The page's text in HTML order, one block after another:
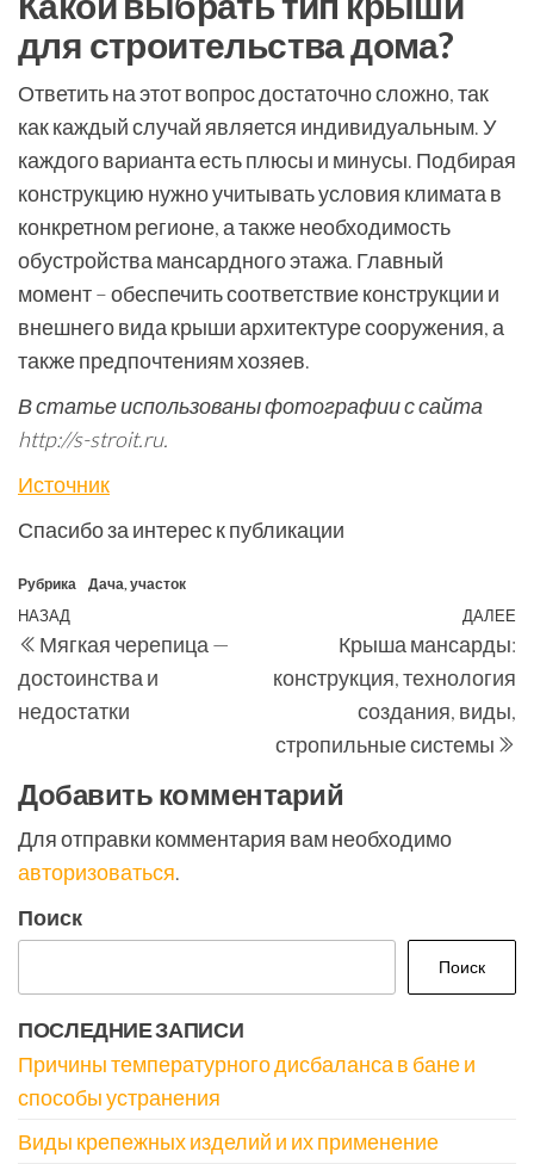
для строительства дома?
Ответить на этот вопрос достаточно сложно, так
как каждый случай является индивидуальным. У
каждого варианта есть плюсы и минусы. Подбирая
конструкцию нужно учитывать условия климата в
конкретном регионе, а также необходимость
обустройства мансардного этажа. Главный
момент – обеспечить соответствие конструкции и
внешнего вида крыши архитектуре сооружения, а
также предпочтениям хозяев.
В статье использованы фотографии с сайта
http://s-stroit.ru.
Источник
Спасибо за интерес к публикации
Рубрика Дача, участок
Навигация
по
записям
Предыдущая
запись
НАЗАД
Мягкая черепица —
достоинства и
недостатки
ДАЛЕЕ
Крыша мансарды:
конструкция, технология
создания, виды,
стропильные системы
Добавить комментарий
Для отправки комментария вам необходимо
авторизоваться.
Поиск
Поиск
ПОСЛЕДНИЕ ЗАПИСИ
Причины температурного дисбаланса в бане и
способы устранения
Виды крепежных изделий и их применение